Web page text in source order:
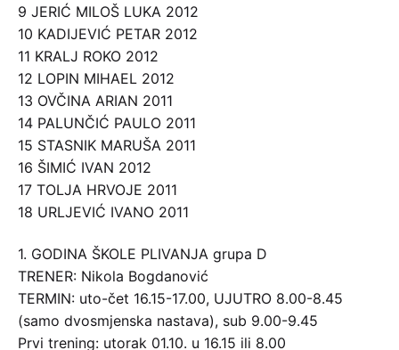
9 JERIĆ MILOŠ LUKA 2012
10 KADIJEVIĆ PETAR 2012
11 KRALJ ROKO 2012
12 LOPIN MIHAEL 2012
13 OVČINA ARIAN 2011
14 PALUNČIĆ PAULO 2011
15 STASNIK MARUŠA 2011
16 ŠIMIĆ IVAN 2012
17 TOLJA HRVOJE 2011
18 URLJEVIĆ IVANO 2011
1. GODINA ŠKOLE PLIVANJA grupa D
TRENER: Nikola Bogdanović
TERMIN: uto-čet 16.15-17.00, UJUTRO 8.00-8.45
(samo dvosmjenska nastava), sub 9.00-9.45
Prvi trening: utorak 01.10. u 16.15 ili 8.00